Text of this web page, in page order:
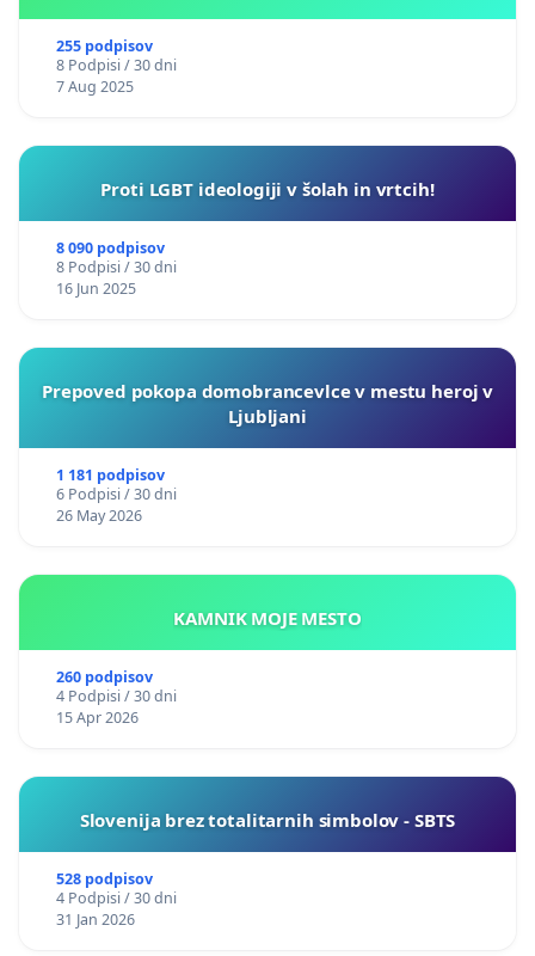
255 podpisov
8 Podpisi / 30 dni
7 Aug 2025
Proti LGBT ideologiji v šolah in vrtcih!
8 090 podpisov
8 Podpisi / 30 dni
16 Jun 2025
Prepoved pokopa domobrancevlce v mestu heroj v
Ljubljani
1 181 podpisov
6 Podpisi / 30 dni
26 May 2026
KAMNIK MOJE MESTO
260 podpisov
4 Podpisi / 30 dni
15 Apr 2026
Slovenija brez totalitarnih simbolov - SBTS
528 podpisov
4 Podpisi / 30 dni
31 Jan 2026